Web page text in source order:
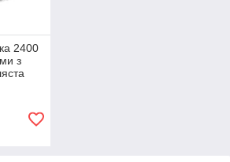
2400
з